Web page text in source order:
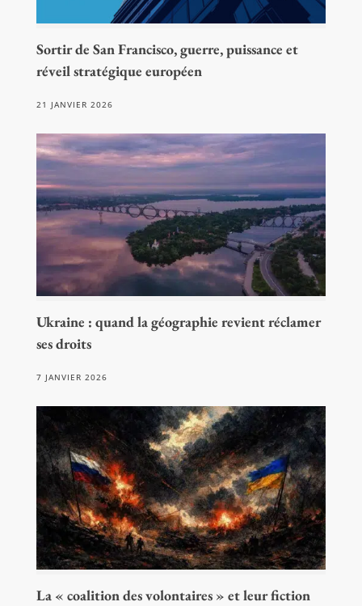
Sortir de San Francisco, guerre, puissance et
réveil stratégique européen
21 JANVIER 2026
Ukraine : quand la géographie revient réclamer
ses droits
7 JANVIER 2026
La « coalition des volontaires » et leur fiction